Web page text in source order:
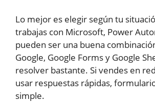
Lo mejor es elegir según tu
trabajas con Microsoft, Power
pueden ser una buena
Google, Google Forms y Google
resolver bastante. Si vendes en
usar respuestas rápidas,
simple.